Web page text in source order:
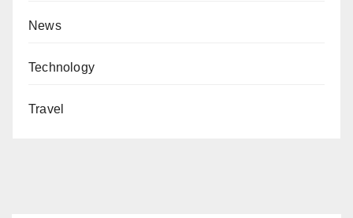
News
Technology
Travel